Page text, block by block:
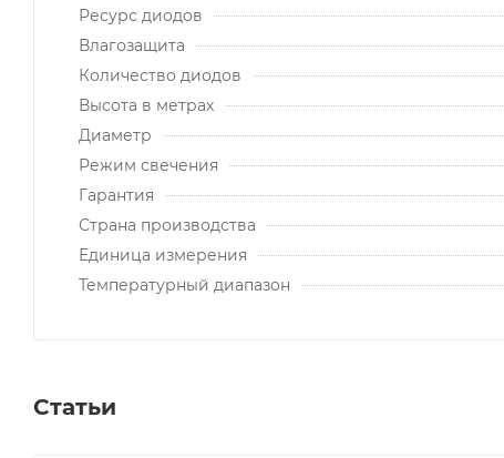
Ресурс диодов
Влагозащита
Количество диодов
Высота в метрах
Диаметр
Режим свечения
Гарантия
Страна производства
Единица измерения
Температурный диапазон
Статьи